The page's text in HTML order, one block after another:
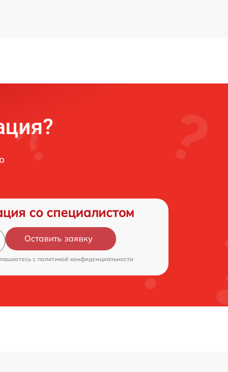
со специалистом
Оставить заявку
c политикой конфиденциальности